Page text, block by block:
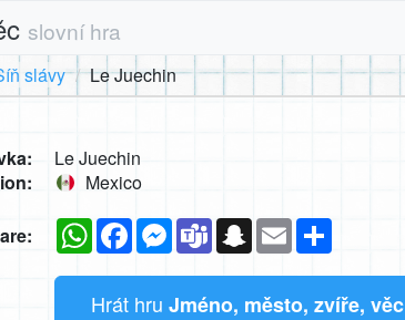
slovní hra
slávy Le Juechin
Le Juechin
Mexico
WhatsAppFacebookMessenger
TeamsSnapchat
Email
Hrát hru Jméno, město, zvíře, věc